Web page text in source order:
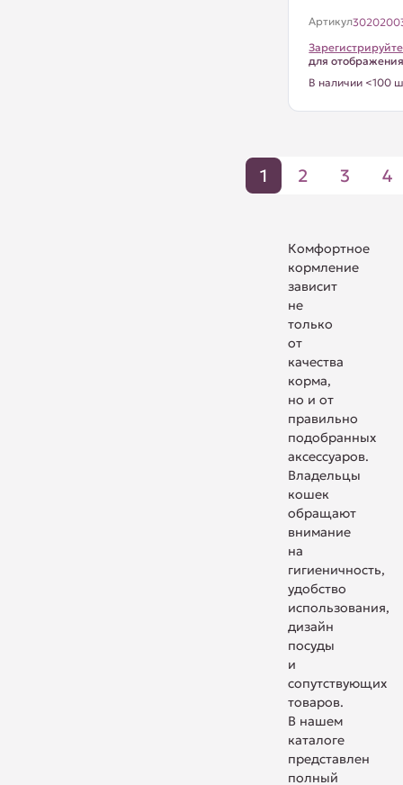
Артикул
для
В наличии <100
1 2 3 4
Комфортное
кормление
зависит
не
только
от
качества
корма,
но и от
правильно
подобранных
аксессуаров.
Владельцы
кошек
обращают
внимание
на
гигиеничность,
удобство
использования,
дизайн
посуды
и
сопутствующих
товаров.
В нашем
каталоге
представлен
полный